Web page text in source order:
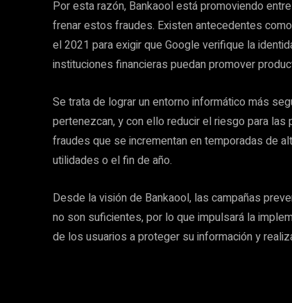
Por esta razón, Bankaool está promoviendo
frenar estos fraudes. Existen antecedentes
el 2021 para exigir que Google verifique la
instituciones financieras puedan promover
Se trata de lograr un entorno informático más
pertenezcan, y con ello reducir el riesgo para
fraudes que se incrementan en temporadas de
utilidades o el fin de año.
Desde la visión de Bankaool, las campañas
no son suficientes, por lo que impulsará la
de los usuarios a proteger su información y